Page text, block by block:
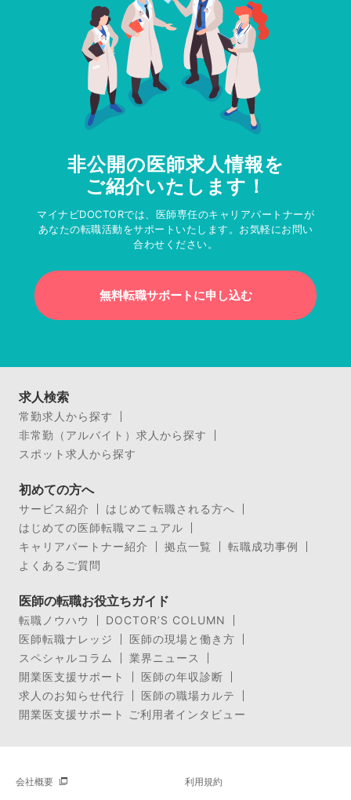
非公開の医師求人情報を
ご紹介いたします！
マイナビDOCTORでは、医師専任のキャリアパートナーが
あなたの転職活動をサポートいたします。お気軽にお問い
合わせください。
無料転職サポートに申し込む
求人検索
常勤求人から探す
非常勤（アルバイト）求人から探す
スポット求人から探す
初めての方へ
サービス紹介
はじめて転職される方へ
はじめての医師転職マニュアル
キャリアパートナー紹介
拠点一覧
転職成功事例
よくあるご質問
医師の転職お役立ちガイド
転職ノウハウ
DOCTOR’S COLUMN
医師転職ナレッジ
医師の現場と働き方
スペシャルコラム
業界ニュース
開業医支援サポート
医師の年収診断
求人のお知らせ代行
医師の職場カルテ
開業医支援サポート ご利用者インタビュー
会社概要 利用規約